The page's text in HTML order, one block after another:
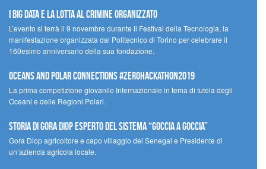
I Big Data e la lotta al crimine organizzato
L’evento si terrà il 9 novembre durante il Festival della Tecnologia, la
manifestazione organizzata dal Politecnico di Torino per celebrare il
160esimo anniversario della sua fondazione.
Oceans and Polar Connections #ZEROHackathon2019
La prima competizione giovanile Internazionale in tema di tutela degli
Oceani e delle Regioni Polari.
STORIA DI GORA DIOP ESPERTO DEL SISTEMA “GOCCIA A GOCCIA”
Gora Diop agricoltore e capo villaggio del Senegal e Presidente di
un’azienda agricola locale.